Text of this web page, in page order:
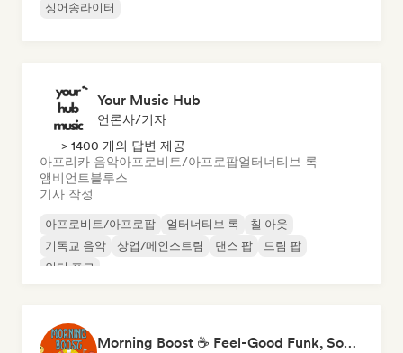
싱어송라이터
Your Music Hub
언론사/기자
> 1400 개의 답변 제공
아프리카 음악아프로비트/아프로팝얼터너티브 록
앰비언트블루스
기사 작성
아프로비트/아프로팝 얼터너티브 록
칠 아웃
기독교 음악
상업/메인스트림 댄스 팝
드림 팝
인디 포크
Morning Boost ☕ Feel-Good Funk, Soul & Neo-Soul to Wake Up